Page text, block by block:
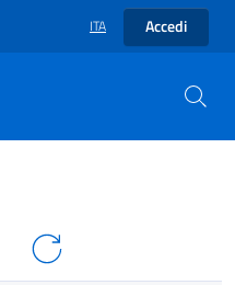
ITA Accedi